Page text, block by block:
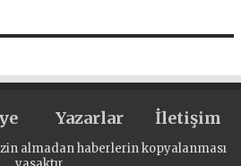
Yazarlar İletişim
almadan haberlerin kopyalanması